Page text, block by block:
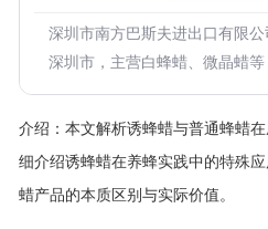
深圳市南方巴斯夫进出口有限
深圳市，主营白蜂蜡、微晶蜡等
介绍： 本文解析诱蜂蜡与普通蜂蜡
细介绍诱蜂蜡在养蜂实践中的特殊
蜡产品的本质区别与实际价值。